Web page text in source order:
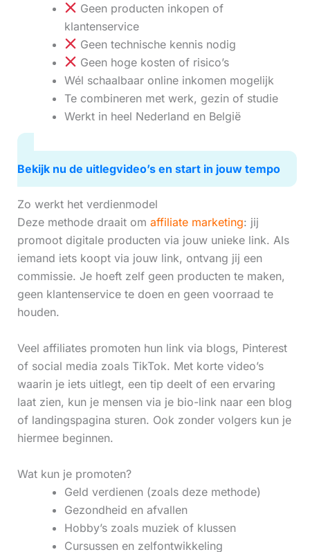
Geen producten inkopen of
klantenservice
Geen technische kennis nodig
Geen hoge kosten of risico’s
Wél schaalbaar online inkomen mogelijk
Te combineren met werk, gezin of studie
Werkt in heel Nederland en België
Bekijk nu de uitlegvideo’s en start in jouw tempo
Zo werkt het verdienmodel
Deze methode draait om affiliate marketing: jij
promoot digitale producten via jouw unieke link. Als
iemand iets koopt via jouw link, ontvang jij een
commissie. Je hoeft zelf geen producten te maken,
geen klantenservice te doen en geen voorraad te
houden.
Veel affiliates promoten hun link via blogs, Pinterest
of social media zoals TikTok. Met korte video’s
waarin je iets uitlegt, een tip deelt of een ervaring
laat zien, kun je mensen via je bio-link naar een blog
of landingspagina sturen. Ook zonder volgers kun je
hiermee beginnen.
Wat kun je promoten?
Geld verdienen (zoals deze methode)
Gezondheid en afvallen
Hobby’s zoals muziek of klussen
Cursussen en zelfontwikkeling